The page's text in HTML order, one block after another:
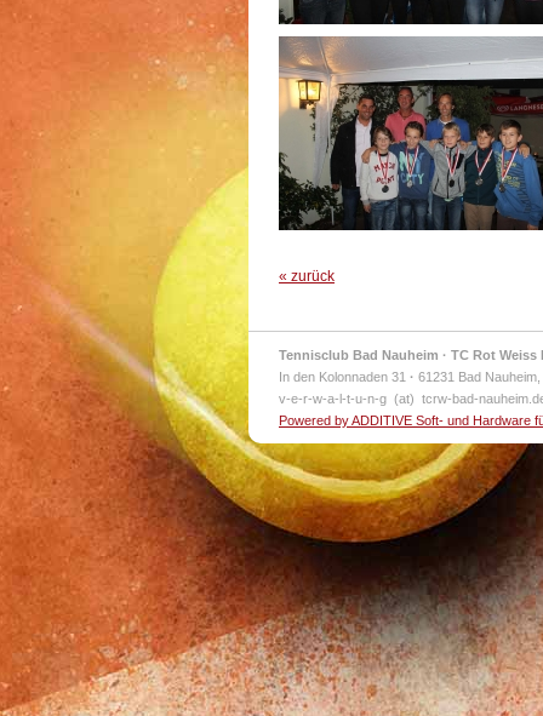
« zurück
Tennisclub Bad Nauheim · TC Rot Weiss
In den Kolonnaden 31 · 61231 Bad
v-e-r-w-a-l-t-u-n-g (at) tcrw-bad-
Powered by ADDITIVE Soft- und Hardware